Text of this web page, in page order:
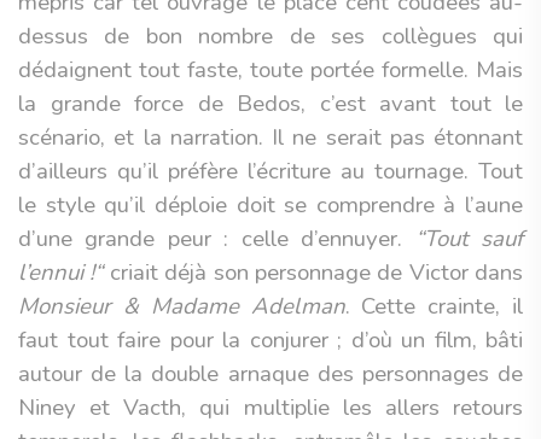
dessus de bon nombre de ses collègues qui
dédaignent tout faste, toute portée formelle. Mais
la grande force de Bedos, c’est avant tout le
scénario, et la narration. Il ne serait pas étonnant
d’ailleurs qu’il préfère l’écriture au tournage. Tout
le style qu’il déploie doit se comprendre à l’aune
d’une grande peur : celle d’ennuyer. “Tout sauf
l’ennui !“criait déjà son personnage de Victor dans
Monsieur & Madame Adelman. Cette crainte, il
faut tout faire pour la conjurer ; d’où un film, bâti
autour de la double arnaque des personnages de
Niney et Vacth, qui multiplie les allers retours